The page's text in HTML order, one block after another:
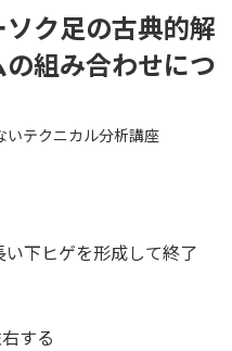
ソク足の古典的解
組み合わせにつ
いテクニカル分析講座
下ヒゲを形成して終了
する